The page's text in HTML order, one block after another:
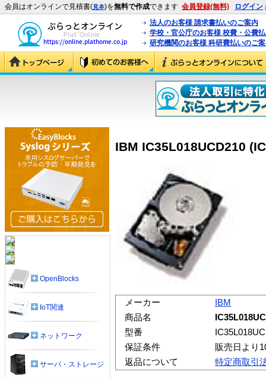
会員はオンラインで見積書(見本)を無料で作成できます 会員登録(無料) ログイン
法人のお客様 請求書払いのご案内
学校・官公庁のお客様 校費・公費
研究機関のお客様 科研費払いのご
IBM IC35L018UCD210
メーカー
IBM
商品名
型番
保証条件
販売日より
返品について
特定商取引
OpenBlocks
IoT関連
ネットワーク
サーバ・ストレージ